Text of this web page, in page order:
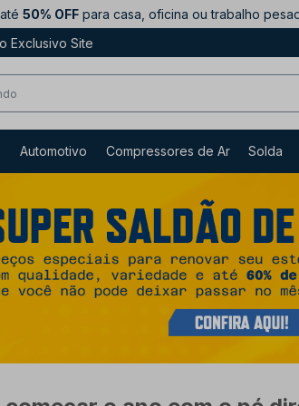
50% OFF para casa, oficina ou trabalho
Exclusivo Site
Automotivo Compressores de Ar Solda